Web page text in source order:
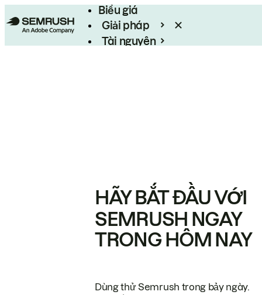
Biểu giá
Giải pháp
Tài nguyên
HÃY BẮT ĐẦU VỚI
SEMRUSH NGAY
TRONG HÔM NAY
Dùng thử Semrush trong bảy ngày.